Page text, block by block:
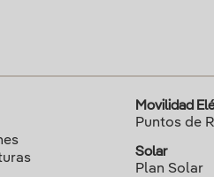
Movilidad
Puntos de
Solar
Plan Solar